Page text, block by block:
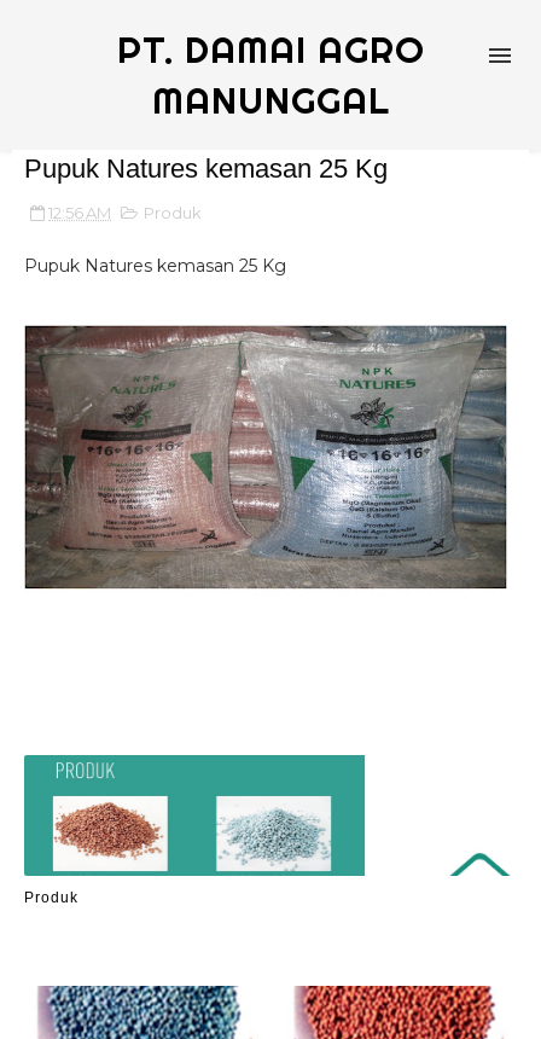
PT. DAMAI AGRO
MANUNGGAL
Pupuk Natures kemasan 25 Kg
12:56 AM Produk
Pupuk Natures kemasan 25 Kg
Produk